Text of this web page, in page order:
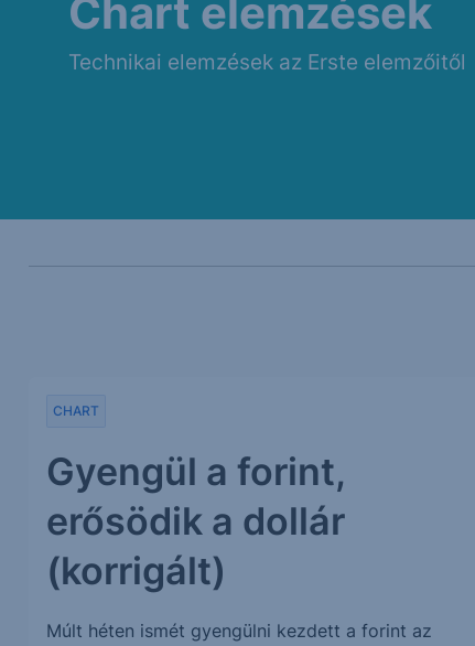
Chart elemzések
Technikai elemzések az Erste elemzőitől
Gyengül a forint,
erősödik a dollár
(korrigált)
CHART
Múlt héten ismét gyengülni kezdett a forint az